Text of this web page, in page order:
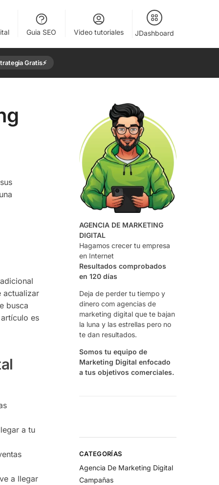
Guia SEO Video tutoriales JDashboard
Gratis⚡️
actualizar
busca
es
a tu
a llegar
AGENCIA DE MARKETING
DIGITAL
Hagamos crecer tu empresa
en Internet
Resultados comprobados
en 120 días
Deja de perder tu tiempo y
dinero com agencias de
marketing digital que te bajan
la luna y las estrellas pero no
te dan resultados.
Somos tu equipo de
Marketing Digital enfocado
a tus objetivos comerciales.
CATEGORÍAS
Agencia De Marketing Digital
Campañas